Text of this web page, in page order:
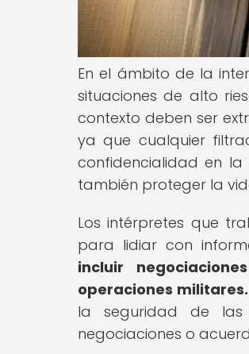
En el ámbito de la
situaciones de alto
contexto deben ser
ya que cualquier
confidencialidad en
también proteger la
Los intérpretes que
para lidiar con
incluir
operaciones militares.
la seguridad de
negociaciones o